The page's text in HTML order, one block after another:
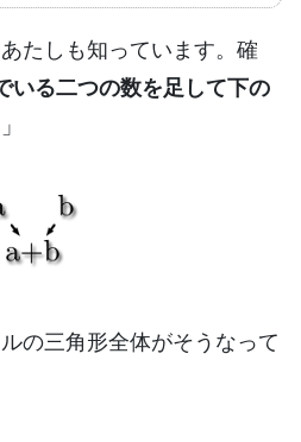
あたしも知っています。確
いる二つの数を足して下の
の三角形全体がそうなって